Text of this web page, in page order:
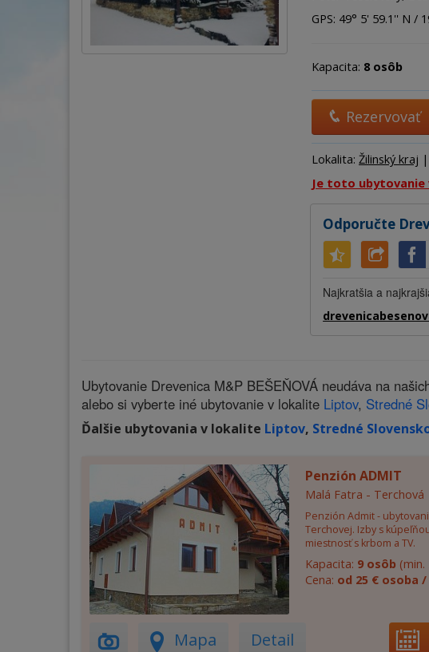
GPS: 49° 5' 59.1'' N /
Kapacita: 8 osôb
Rezervovať
Lokalita:Žilinský kraj |
Je toto ubytovanie
Odporučte
Najkratšia a
Ubytovanie Drevenica M&P BEŠEŇOVÁ neudáva na
alebo si vyberte iné ubytovanie v lokalite Liptov, Stredné
Ďalšie ubytovania v lokalite Liptov, Stredné
Penzión ADMIT
Malá Fatra - Terchová
Penzión Admit -
Terchovej. Izby s
miestnosť s krbom a TV.
Kapacita: 9 osôb (min.
Cena: od 25 € osoba
Mapa Detail